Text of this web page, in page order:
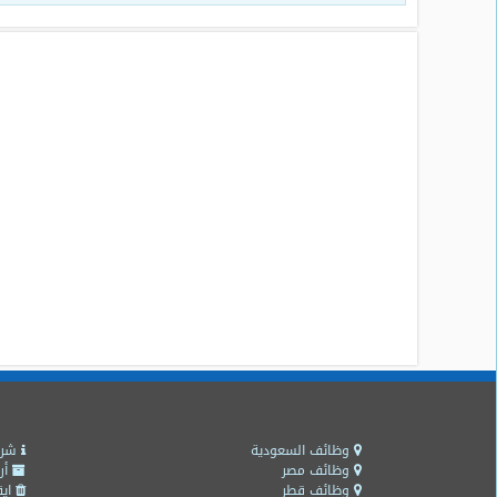
وظائف السعودية
وظائف مصر
وظائف قطر